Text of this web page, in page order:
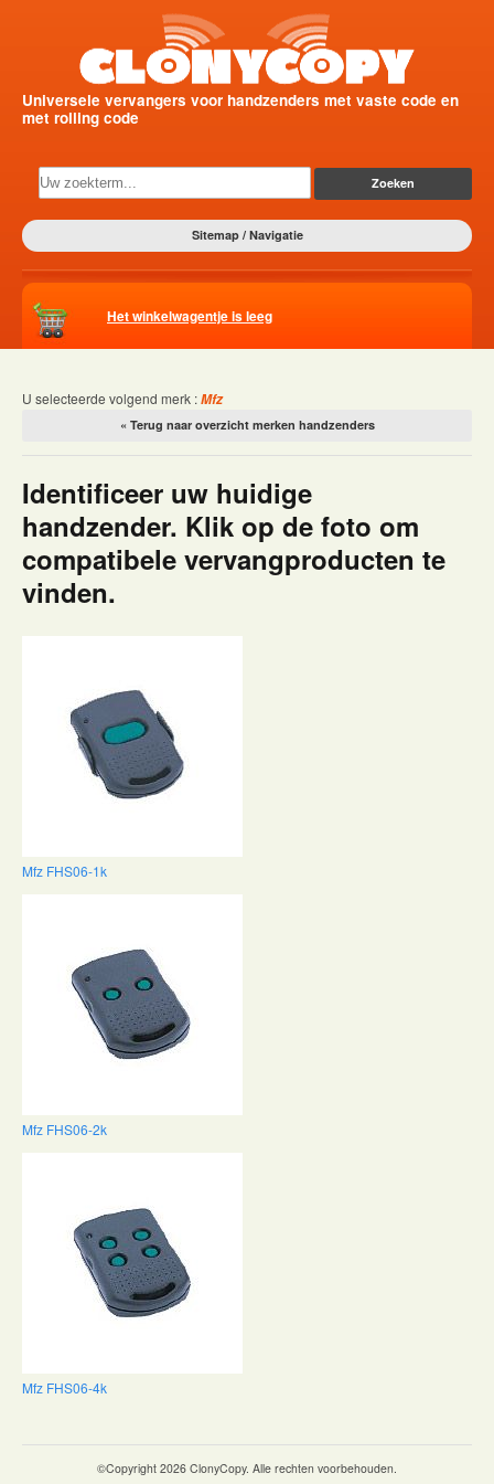
Universele vervangers voor handzenders met vaste code en
met rolling code
Sitemap / Navigatie
Het winkelwagentje is leeg
U selecteerde volgend merk :Mfz
« Terug naar overzicht merken handzenders
Identificeer uw huidige
handzender. Klik op de foto om
compatibele vervangproducten te
vinden.
Mfz FHS06-1k
Mfz FHS06-2k
Mfz FHS06-4k
©Copyright 2026 ClonyCopy. Alle rechten voorbehouden.